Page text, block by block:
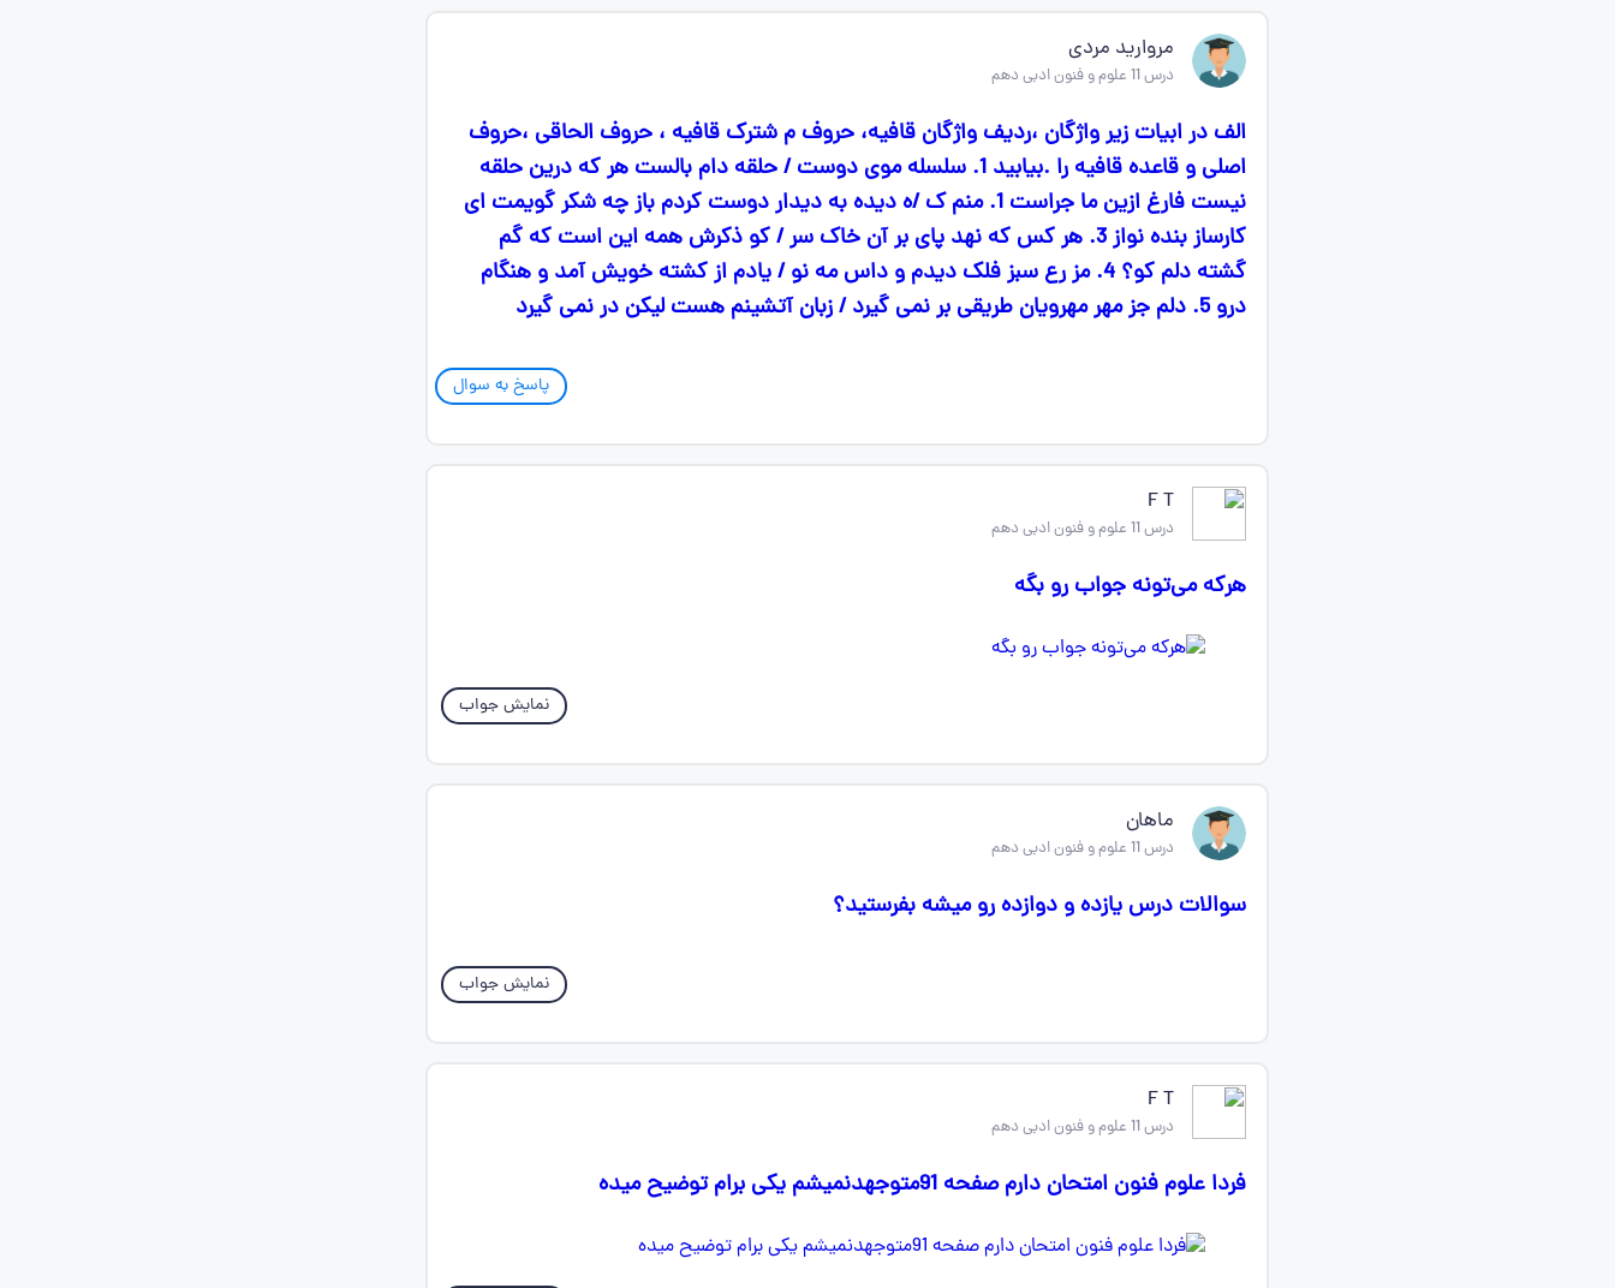
مروارید مردی
درس 11 علوم و فنون ادبی دهم
الف در ابیات زیر واژگان ،ردیف واژگان قافیه، حروف م شترک قافیه ، حروف الحاقی ،حروف
اصلی و قاعده قافیه را .بیابید 1. سلسله موی دوست / حلقه دام بالست هر که درین حلقه
نیست فارغ ازین ما جراست 1. منم ک /ه دیده به دیدار دوست کردم باز چه شکر گویمت ای
کارساز بنده نواز 3. هر کس که نهد پای بر آن خاک سر / کو ذکرش همه این است که گم
گشته دلم کو؟ 4. مز رع سبز فلک دیدم و داس مه نو / یادم از کشته خویش آمد و هنگام
درو 5. دلم جز مهر مهرویان طریقی بر نمی گیرد / زبان آتشینم هست لیکن در نمی گیرد
پاسخ به سوال
F T
درس 11 علوم و فنون ادبی دهم
هرکه می‌تونه جواب رو بگه
نمایش جواب
ماهان
درس 11 علوم و فنون ادبی دهم
سوالات درس یازده و دوازده رو میشه بفرستید؟
نمایش جواب
F T
درس 11 علوم و فنون ادبی دهم
فردا علوم فنون امتحان دارم صفحه 91متوجهدنمیشم یکی برام توضیح میده